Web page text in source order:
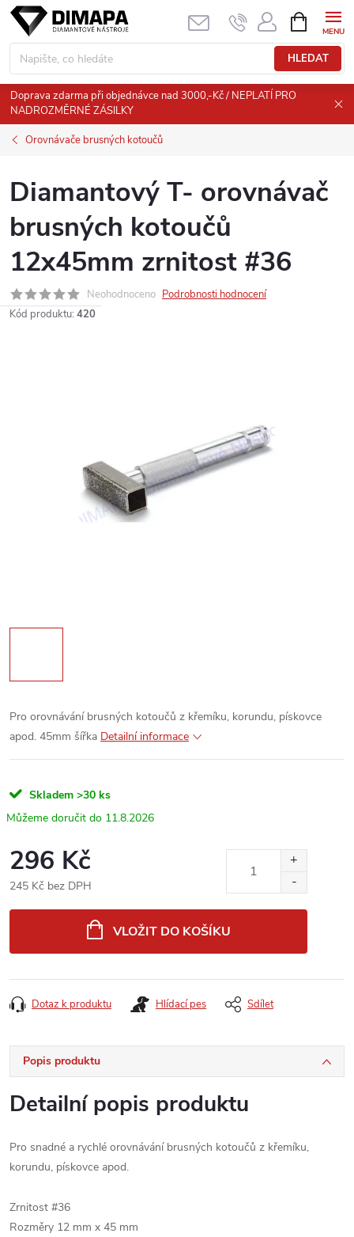
Přejít
obsah
HLEDAT
NÁKUPNÍ
KOŠÍK
Doprava zdarma při objednávce nad 3000,-Kč / NEPLATÍ PRO
NADROZMĚRNÉ ZÁSILKY
Orovnávače brusných kotoučů
Diamantový T- orovnávač
brusných kotoučů
12x45mm zrnitost #36
Neohodnoceno Podrobnosti hodnocení
Kód produktu: 420
Pro orovnávání brusných kotoučů z křemíku, korundu, pískovce
apod. 45mm šířka Detailní informace
Skladem >30 ks
11.8.2026
296 Kč
245 Kč bez DPH
VLOŽIT DO KOŠÍKU
Dotaz k produktu Hlídací pes Sdílet
Popis produktu
Detailní popis produktu
Pro snadné a rychlé orovnávání brusných kotoučů z křemíku,
korundu, pískovce apod.
Zrnitost #36
Rozměry 12 mm x 45 mm